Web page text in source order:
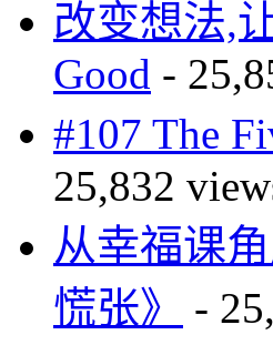
改变想法,
Good -
#107 The
25,832
从幸福课
慌张》
-